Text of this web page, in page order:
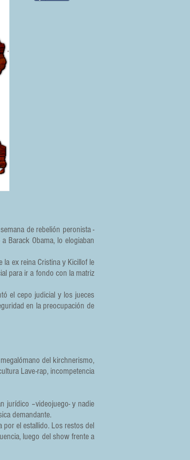
de rebelión peronista -
Barack Obama, lo elogiaban
ex reina Cristina y Kicillof le
para ir a fondo con la matriz
el cepo judicial y los jueces
en la preocupación de
del kirchnerismo,
Lave-rap, incompetencia
jurídico –videojuego- y nadie
demandante.
por el estallido. Los restos del
luego del show frente a